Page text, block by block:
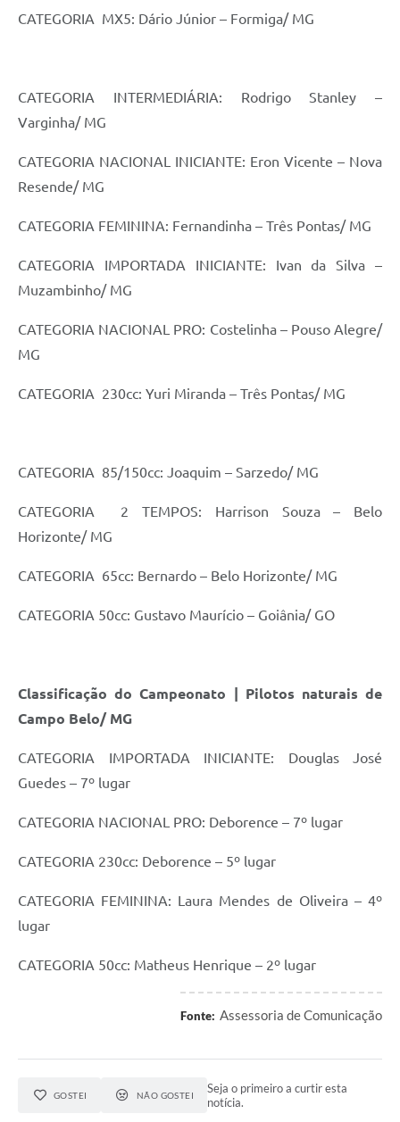
CATEGORIA MX5: Dário Júnior – Formiga/ MG
CATEGORIA INTERMEDIÁRIA: Rodrigo Stanley –
Varginha/ MG
CATEGORIA NACIONAL INICIANTE: Eron Vicente – Nova
Resende/ MG
CATEGORIA FEMININA: Fernandinha – Três Pontas/ MG
CATEGORIA IMPORTADA INICIANTE: Ivan da Silva –
Muzambinho/ MG
CATEGORIA NACIONAL PRO: Costelinha – Pouso Alegre/
MG
CATEGORIA 230cc: Yuri Miranda – Três Pontas/ MG
CATEGORIA 85/150cc: Joaquim – Sarzedo/ MG
CATEGORIA 2 TEMPOS: Harrison Souza – Belo
Horizonte/ MG
CATEGORIA 65cc: Bernardo – Belo Horizonte/ MG
CATEGORIA 50cc: Gustavo Maurício – Goiânia/ GO
Classificação do Campeonato | Pilotos naturais de
Campo Belo/ MG
CATEGORIA IMPORTADA INICIANTE: Douglas José
Guedes – 7º lugar
CATEGORIA NACIONAL PRO: Deborence – 7º lugar
CATEGORIA 230cc: Deborence – 5º lugar
CATEGORIA FEMININA: Laura Mendes de Oliveira – 4º
lugar
CATEGORIA 50cc: Matheus Henrique – 2º lugar
Fonte: Assessoria de Comunicação
GOSTEI NÃO GOSTEI
Seja o primeiro a curtir esta
notícia.